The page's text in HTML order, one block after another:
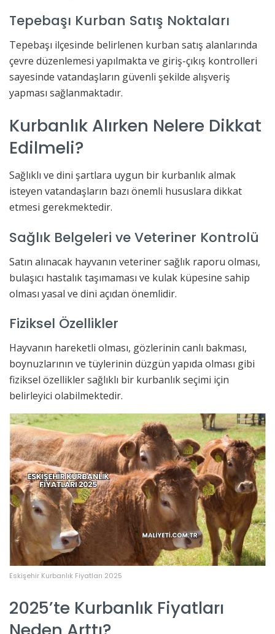
Tepebaşı Kurban Satış Noktaları
Tepebaşı ilçesinde belirlenen kurban satış alanlarında
çevre düzenlemesi yapılmakta ve giriş-çıkış kontrolleri
sayesinde vatandaşların güvenli şekilde alışveriş
yapması sağlanmaktadır.
Kurbanlık Alırken Nelere Dikkat
Edilmeli?
Sağlıklı ve dini şartlara uygun bir kurbanlık almak
isteyen vatandaşların bazı önemli hususlara dikkat
etmesi gerekmektedir.
Sağlık Belgeleri ve Veteriner Kontrolü
Satın alınacak hayvanın veteriner sağlık raporu olması,
bulaşıcı hastalık taşımaması ve kulak küpesine sahip
olması yasal ve dini açıdan önemlidir.
Fiziksel Özellikler
Hayvanın hareketli olması, gözlerinin canlı bakması,
boynuzlarının ve tüylerinin düzgün yapıda olması gibi
fiziksel özellikler sağlıklı bir kurbanlık seçimi için
belirleyici olabilmektedir.
Eskişehir Kurbanlık Fiyatları 2025
2025’te Kurbanlık Fiyatları